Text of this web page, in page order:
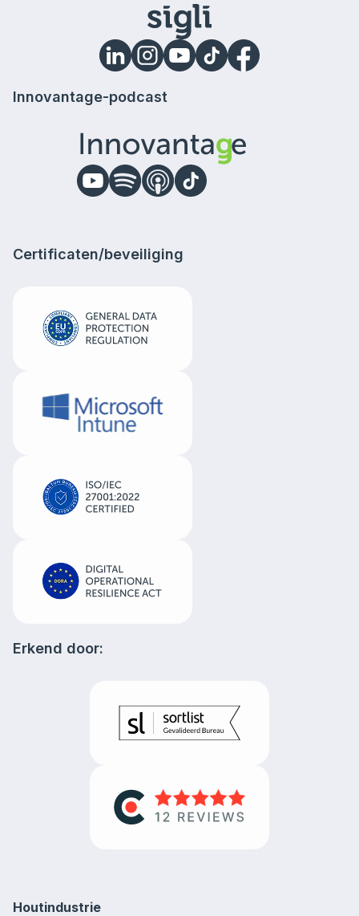
Innovantage-podcast
Certificaten/beveiliging
Erkend door:
Houtindustrie